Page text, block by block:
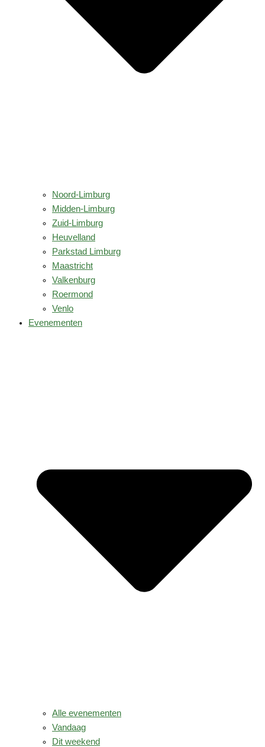
Noord-Limburg
Midden-Limburg
Zuid-Limburg
Heuvelland
Parkstad Limburg
Maastricht
Valkenburg
Roermond
Venlo
Evenementen
Alle evenementen
Vandaag
Dit weekend